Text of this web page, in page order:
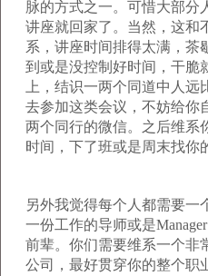
脉的方式之一。可惜大部分
讲座就回家了。当然，这和
系，讲座时间排得太满，茶
到或是没控制好时间，干脆
上，结识一两个同道中人
去参加这类会议，不妨给你
两个同行的微信。之后维系
时间，下了班或是周末找你
另外我觉得每个人都需要一
一份工作的导师或是
前辈。你们需要维系一个非
公司，最好贯穿你的整个职